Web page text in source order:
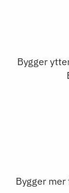
Bygger
Bygger